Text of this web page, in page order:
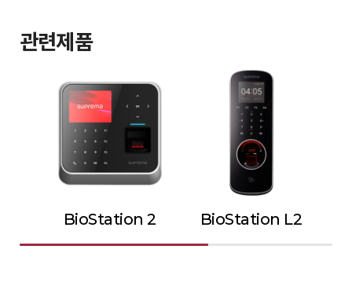
관련제품
BioStation 2 BioStation L2